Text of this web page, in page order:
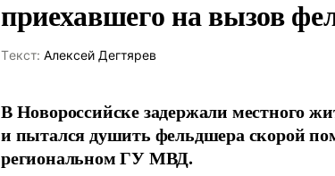
приехавшего на вызов
Tекст: Алексей Дегтярев
В Новороссийске задержали местного
и пытался душить фельдшера скорой
региональном ГУ МВД.